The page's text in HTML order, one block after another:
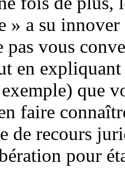
» a su innover
pas vous
en
que
faire
de recours
pour